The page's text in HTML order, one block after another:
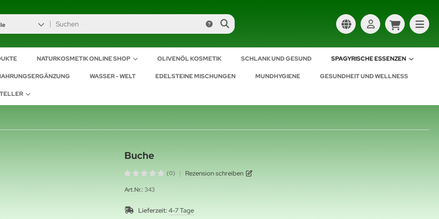
NATURKOSMETIK ONLINE SHOP OLIVENÖL KOSMETIK SCHLANK UND GESUND SPAGYRISCHE ESSENZEN
WASSER - WELT EDELSTEINE MISCHUNGEN MUNDHYGIENE GESUNDHEIT UND WELLNESS
Buche
(0) | Rezension schreiben
Art.Nr.: 343
Lieferzeit:4-7 Tage